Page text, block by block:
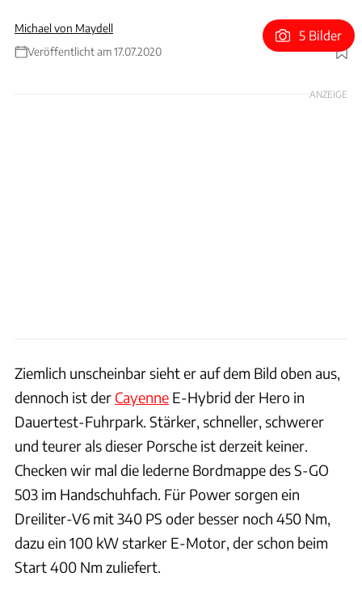
Michael von Maydell
Veröffentlicht am 17.07.2020
Foto: Rossen Gargolov
5 Bilder
ANZEIGE
Ziemlich unscheinbar sieht er auf dem Bild oben aus,
dennoch ist der Cayenne E-Hybrid der Hero in
Dauertest-Fuhrpark. Stärker, schneller, schwerer
und teurer als dieser Porsche ist derzeit keiner.
Checken wir mal die lederne Bordmappe des S-GO
503 im Handschuhfach. Für Power sorgen ein
Dreiliter-V6 mit 340 PS oder besser noch 450 Nm,
dazu ein 100 kW starker E-Motor, der schon beim
Start 400 Nm zuliefert.